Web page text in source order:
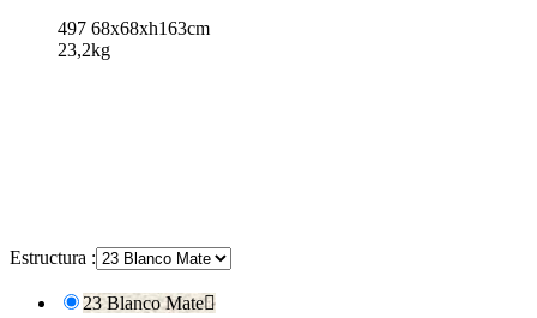
497 68x68xh163cm
23,2kg
Estructura :
23 Blanco Mate